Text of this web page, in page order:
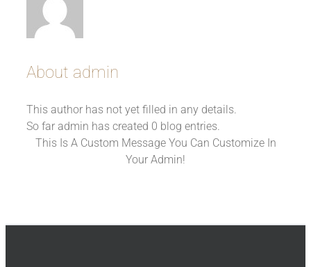
About admin
This author has not yet filled in any details.
So far admin has created 0 blog entries.
This Is A Custom Message You Can Customize In
Your Admin!